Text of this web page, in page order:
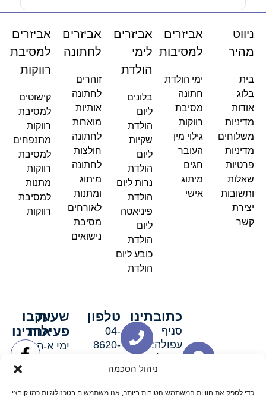
ניהול הסכמה
כדי לספק את חוויות המשתמש הטובות ביותר, אנו משתמשים בטכנולוגיות כמו קובצי
ניווט
מהיר
בית
בלוג
אודות
מדיניות
משלוחים
מדיניות
פרטיות
שאלות
ותשובות
יצירת
קשר
אביזרים
למסיבות
ימי הולדת
חתונה
מסיבת
רווקות
גילוי מין
העובר
חגים
מיתוג
אישי
אביזרים
לימי
הולדת
בלונים
ליום
הולדת
שקיות
ליום
הולדת
נרות ליום
הולדת
פיניאטה
ליום
הולדת
כובע ליום
הולדת
אביזרים
לחתונה
זוהרים
לחתונה
אותיות
מוארות
לחתונה
חולצות
לחתונה
מיתוג
ומתנות
לאורחים
מסיבת
נישואים
אביזרים
למסיבת
רווקות
קישוטים
למסיבת
רווקות
מתנפחים
למסיבת
רווקות
מתנות
למסיבת
רווקות
כתובתינו
סניף
עפולה:
סניף מגדל
טלפון
04-
8620-
שעות
פעילות
ימי א-ה:
ימי שישי
עקבו
אחרינו